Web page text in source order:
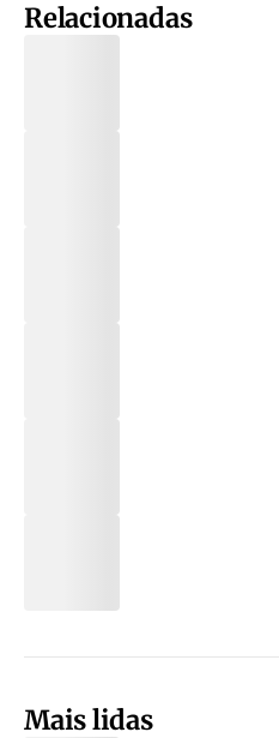
Relacionadas
Mais lidas